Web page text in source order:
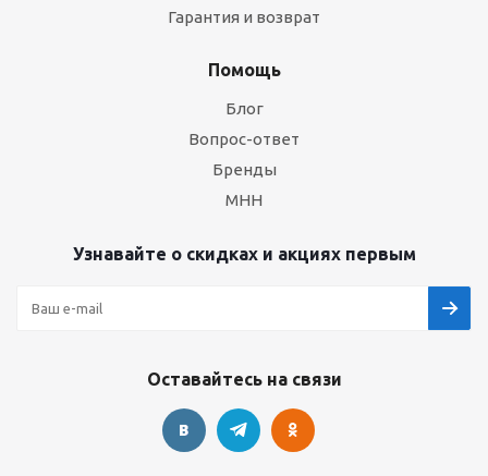
Гарантия и возврат
Помощь
Блог
Вопрос-ответ
Бренды
МНН
Узнавайте о скидках и акциях первым
Оставайтесь на связи